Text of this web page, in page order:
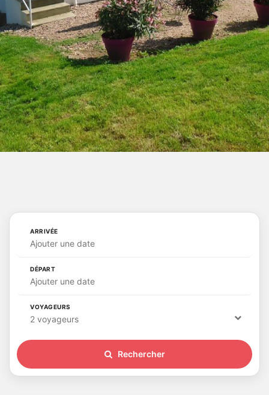
ARRIVÉE
Ajouter une date
DÉPART
Ajouter une date
VOYAGEURS
2 voyageurs
Rechercher